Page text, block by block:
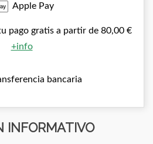
Apple Pay
pago gratis a partir de 80,00 €
+info
bancaria
INFORMATIVO